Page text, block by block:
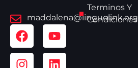
maddalena@linguolink.org
Terminos Y
Condiciones